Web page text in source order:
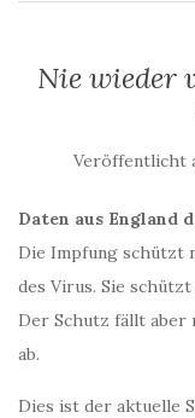
Nie wieder
Veröffentlicht
Daten aus
Die Impfung schützt
des Virus. Sie
Der Schutz fällt aber
ab.
Dies ist der aktuelle